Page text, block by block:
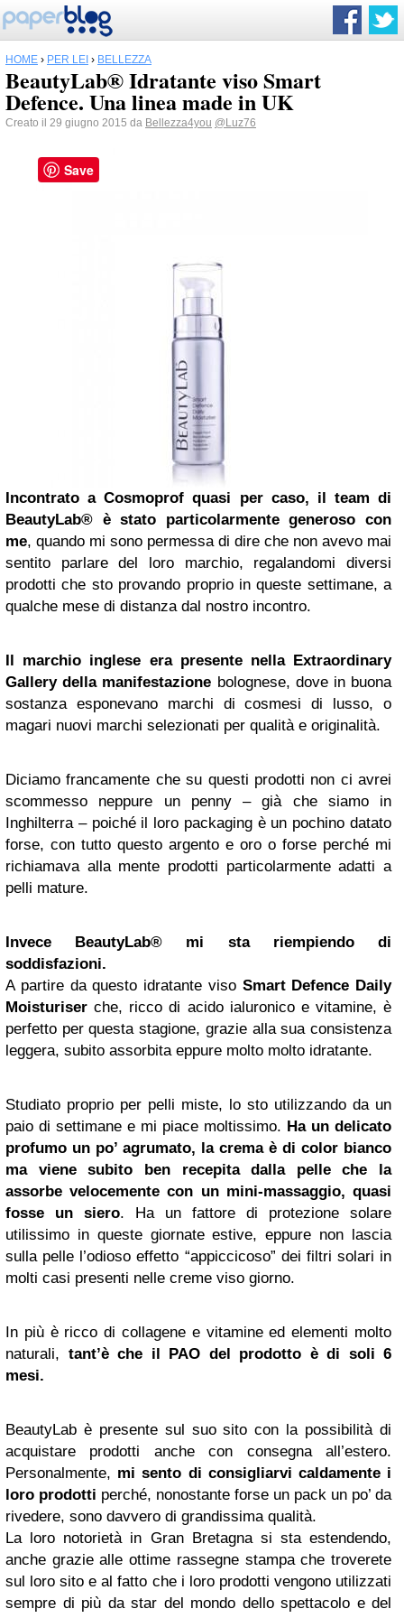
HOME › PER LEI › BELLEZZA
BeautyLab® Idratante viso Smart
Defence. Una linea made in UK
Creato il 29 giugno 2015 da Bellezza4you @Luz76
Incontrato a Cosmoprof quasi per caso, il team di
BeautyLab® è stato particolarmente generoso con
me, quando mi sono permessa di dire che non avevo mai
sentito parlare del loro marchio, regalandomi diversi
prodotti che sto provando proprio in queste settimane, a
qualche mese di distanza dal nostro incontro.
Il marchio inglese era presente nella Extraordinary
Gallery della manifestazione bolognese, dove in buona
sostanza esponevano marchi di cosmesi di lusso, o
magari nuovi marchi selezionati per qualità e originalità.
Diciamo francamente che su questi prodotti non ci avrei
scommesso neppure un penny – già che siamo in
Inghilterra – poiché il loro packaging è un pochino datato
forse, con tutto questo argento e oro o forse perché mi
richiamava alla mente prodotti particolarmente adatti a
pelli mature.
Invece BeautyLab® mi sta riempiendo di
soddisfazioni.
A partire da questo idratante viso Smart Defence Daily
Moisturiser che, ricco di acido ialuronico e vitamine, è
perfetto per questa stagione, grazie alla sua consistenza
leggera, subito assorbita eppure molto molto idratante.
Studiato proprio per pelli miste, lo sto utilizzando da un
paio di settimane e mi piace moltissimo. Ha un delicato
profumo un po’ agrumato, la crema è di color bianco
ma viene subito ben recepita dalla pelle che la
assorbe velocemente con un mini-massaggio, quasi
fosse un siero. Ha un fattore di protezione solare
utilissimo in queste giornate estive, eppure non lascia
sulla pelle l’odioso effetto “appiccicoso” dei filtri solari in
molti casi presenti nelle creme viso giorno.
In più è ricco di collagene e vitamine ed elementi molto
naturali, tant’è che il PAO del prodotto è di soli 6
mesi.
BeautyLab è presente sul suo sito con la possibilità di
acquistare prodotti anche con consegna all’estero.
Personalmente, mi sento di consigliarvi caldamente i
loro prodotti perché, nonostante forse un pack un po’ da
rivedere, sono davvero di grandissima qualità.
La loro notorietà in Gran Bretagna si sta estendendo,
anche grazie alle ottime rassegne stampa che troverete
sul loro sito e al fatto che i loro prodotti vengono utilizzati
sempre di più da star del mondo dello spettacolo e del
Save